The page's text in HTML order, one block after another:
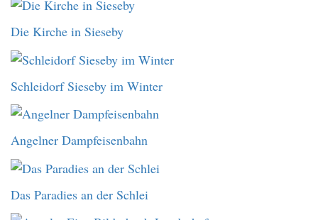
Die Kirche in Sieseby
Schleidorf Sieseby im Winter
Angelner Dampfeisenbahn
Das Paradies an der Schlei